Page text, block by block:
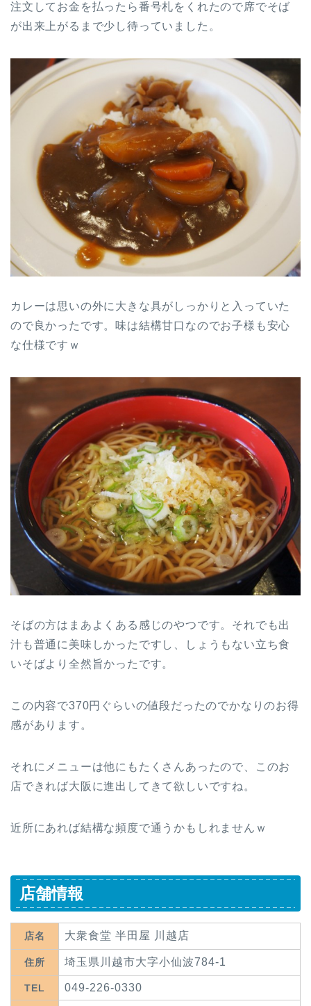
注文してお金を払ったら番号札をくれたので席でそば
が出来上がるまで少し待っていました。
カレーは思いの外に大きな具がしっかりと入っていた
ので良かったです。味は結構甘口なのでお子様も安心
な仕様ですｗ
そばの方はまあよくある感じのやつです。それでも出
汁も普通に美味しかったですし、しょうもない立ち食
いそばより全然旨かったです。
この内容で370円ぐらいの値段だったのでかなりのお得
感があります。
それにメニューは他にもたくさんあったので、このお
店できれば大阪に進出してきて欲しいですね。
近所にあれば結構な頻度で通うかもしれませんｗ
店舗情報
店名 大衆食堂 半田屋 川越店
住所 埼玉県川越市大字小仙波784-1
TEL 049-226-0330